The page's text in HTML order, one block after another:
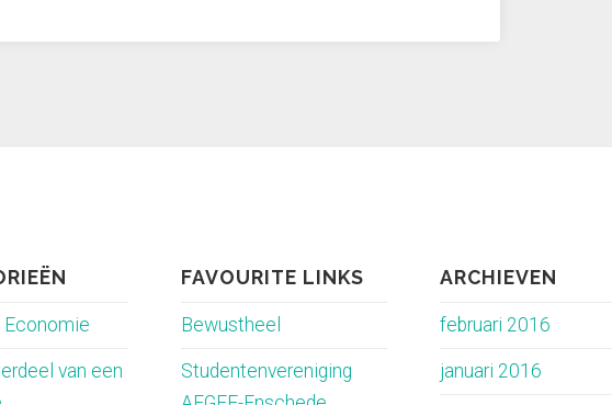
Economie
van een
FAVOURITE LINKS
Bewustheel
Studentenvereniging
ARCHIEVEN
februari 2016
januari 2016